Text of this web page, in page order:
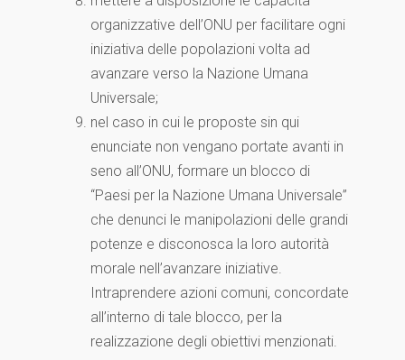
organizzative dell’ONU per facilitare ogni
iniziativa delle popolazioni volta ad
avanzare verso la Nazione Umana
Universale;
nel caso in cui le proposte sin qui
enunciate non vengano portate avanti in
seno all’ONU, formare un blocco di
“Paesi per la Nazione Umana Universale”
che denunci le manipolazioni delle grandi
potenze e disconosca la loro autorità
morale nell’avanzare iniziative.
Intraprendere azioni comuni, concordate
all’interno di tale blocco, per la
realizzazione degli obiettivi menzionati.